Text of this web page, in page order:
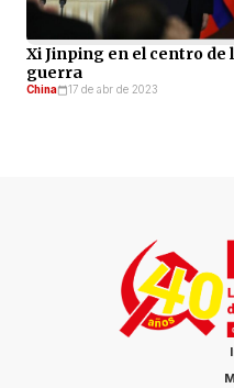
Xi Jinping en el centro de
guerra
China 17 de abr de 2023